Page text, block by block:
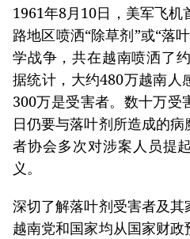
1961年8月10日，美军飞
路地区喷洒“除草剂”或“落
学战争，共在越南喷洒了
据统计，大约480万越南人
300万是受害者。数十万受
日仍要与落叶剂所造成的
者协会多次对涉案人员提
义。
深切了解落叶剂受害者及其
越南党和国家均从国家财